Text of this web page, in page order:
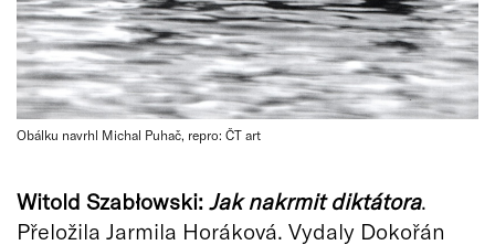
Obálku navrhl Michal Puhač, repro: ČT art
Witold Szabłowski: Jak nakrmit diktátora.
Přeložila Jarmila Horáková. Vydaly Dokořán